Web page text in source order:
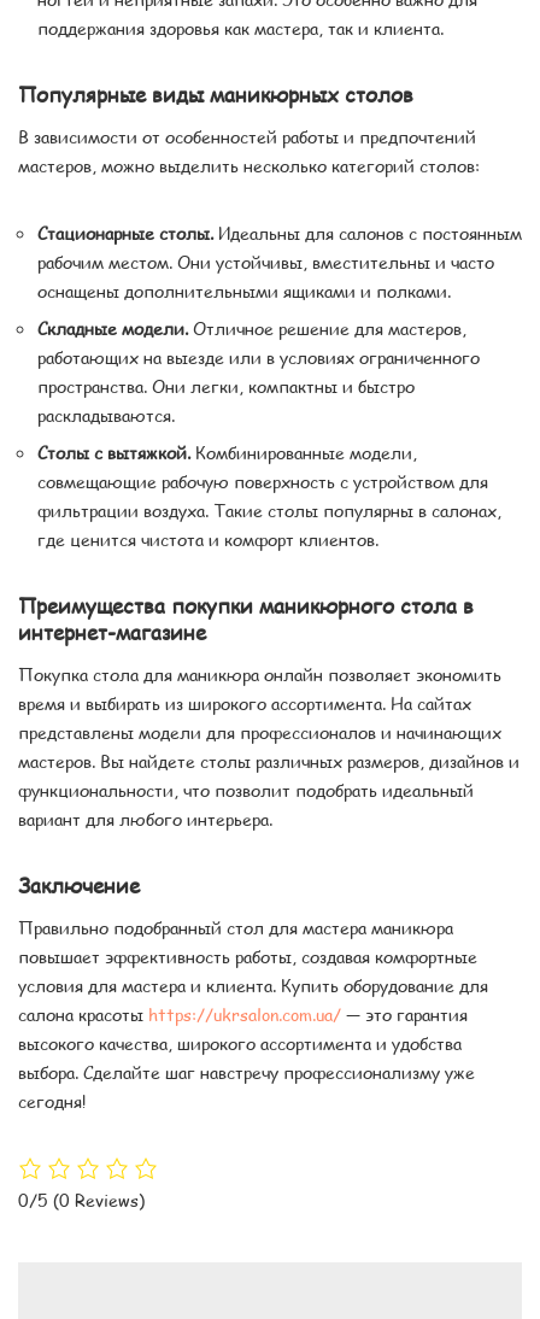
поддержания здоровья как мастера, так и клиента.
Популярные виды маникюрных столов
В зависимости от особенностей работы и предпочтений
мастеров, можно выделить несколько категорий столов:
Стационарные столы. Идеальны для салонов с постоянным
рабочим местом. Они устойчивы, вместительны и часто
оснащены дополнительными ящиками и полками.
Складные модели.Отличное решение для мастеров,
работающих на выезде или в условиях ограниченного
пространства. Они легки, компактны и быстро
раскладываются.
Столы с вытяжкой. Комбинированные модели,
совмещающие рабочую поверхность с устройством для
фильтрации воздуха. Такие столы популярны в салонах,
где ценится чистота и комфорт клиентов.
Преимущества покупки маникюрного стола в
интернет-магазине
Покупка стола для маникюра онлайн позволяет экономить
время и выбирать из широкого ассортимента. На сайтах
представлены модели для профессионалов и начинающих
мастеров. Вы найдете столы различных размеров, дизайнов и
функциональности, что позволит подобрать идеальный
вариант для любого интерьера.
Заключение
Правильно подобранный стол для мастера маникюра
повышает эффективность работы, создавая комфортные
условия для мастера и клиента. Купить оборудование для
салона красоты https://ukrsalon.com.ua/ — это гарантия
высокого качества, широкого ассортимента и удобства
выбора. Сделайте шаг навстречу профессионализму уже
сегодня!
0/5 (0 Reviews)